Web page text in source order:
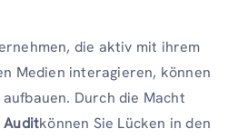
die aktiv mit ihrem
Medien interagieren, können
Durch die Macht
Auditkönnen Sie Lücken in den